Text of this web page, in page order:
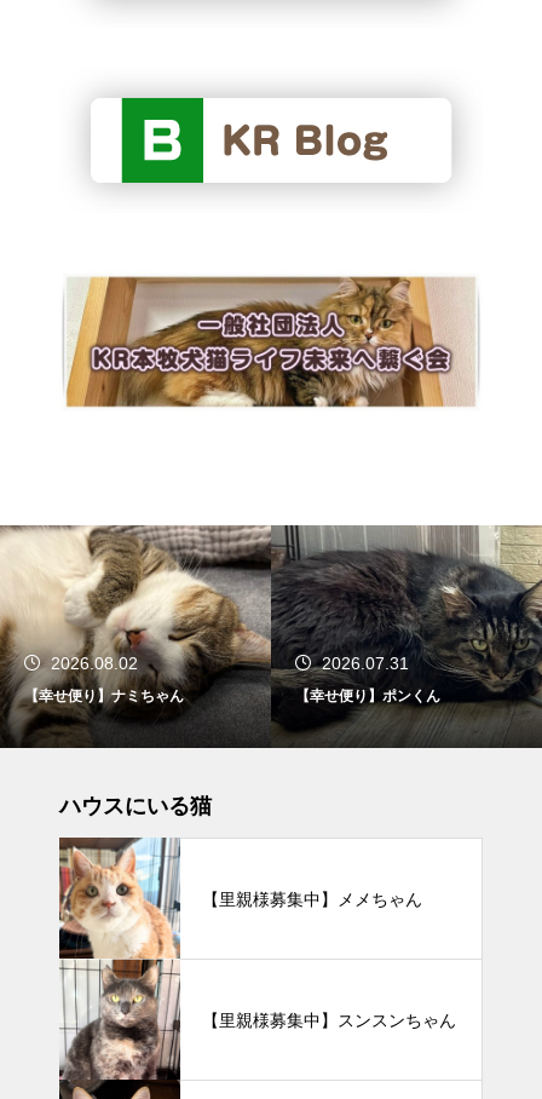
2026.08.02
【幸せ便り】ナミちゃん
2026.07.31
【幸せ便り】ポンくん
ハウスにいる猫
【里親様募集中】メメちゃん
【里親様募集中】スンスンちゃん